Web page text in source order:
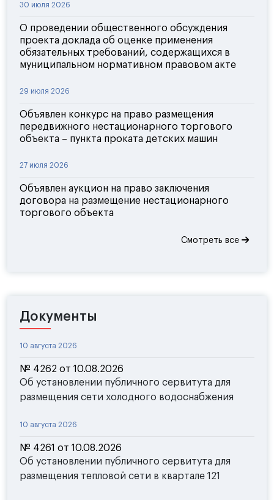
30 июля 2026
О проведении общественного обсуждения
проекта доклада об оценке применения
обязательных требований, содержащихся в
муниципальном нормативном правовом акте
29 июля 2026
Объявлен конкурс на право размещения
передвижного нестационарного торгового
объекта – пункта проката детских машин
27 июля 2026
Объявлен аукцион на право заключения
договора на размещение нестационарного
торгового объекта
Смотреть все
Документы
10 августа 2026
№ 4262 от 10.08.2026
Об установлении публичного сервитута для
размещения сети холодного водоснабжения
10 августа 2026
№ 4261 от 10.08.2026
Об установлении публичного сервитута для
размещения тепловой сети в квартале 121